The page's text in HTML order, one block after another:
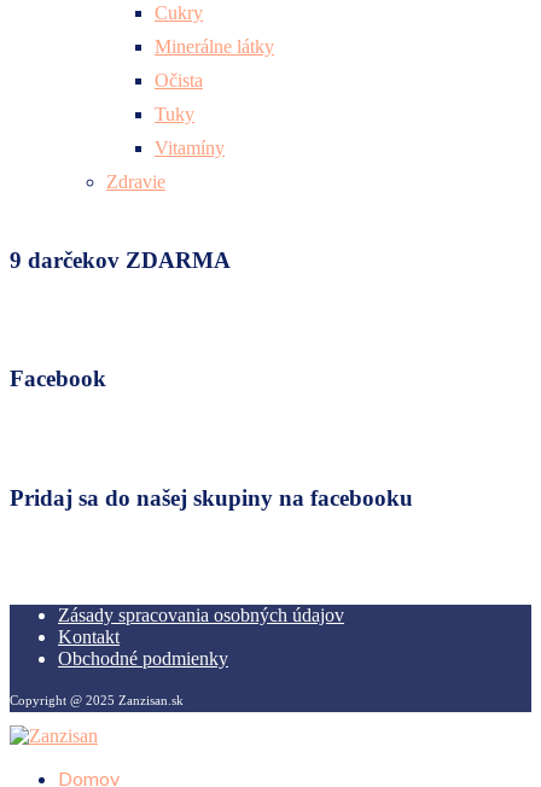
Cukry
Minerálne látky
Očista
Tuky
Vitamíny
Zdravie
9 darčekov ZDARMA
Facebook
Pridaj sa do našej skupiny na facebooku
Zásady spracovania osobných údajov
Kontakt
Obchodné podmienky
Copyright @ 2025 Zanzisan.sk
Domov